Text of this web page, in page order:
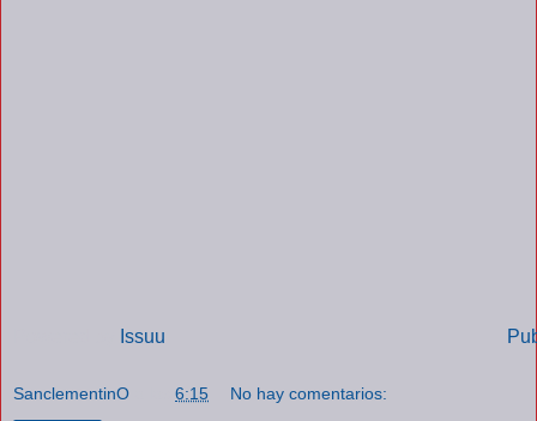
Issuu
SanclementinO 6:15 No hay comentarios: